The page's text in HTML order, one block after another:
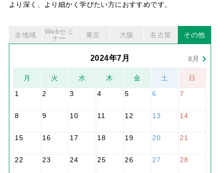
より深く、より細かく学びたい方におすすめです。
全地域
Webセミ
ナー
東京 大阪 名古屋 その他
2024年7月 8月
月 火 水 木 金 土
日
1
2 3 4 5 6 7
8 9 10 11 12 13 14
15 16 17 18 19 20 21
22 23 24 25 26 27 28